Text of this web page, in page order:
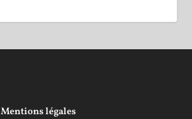
Mentions légales